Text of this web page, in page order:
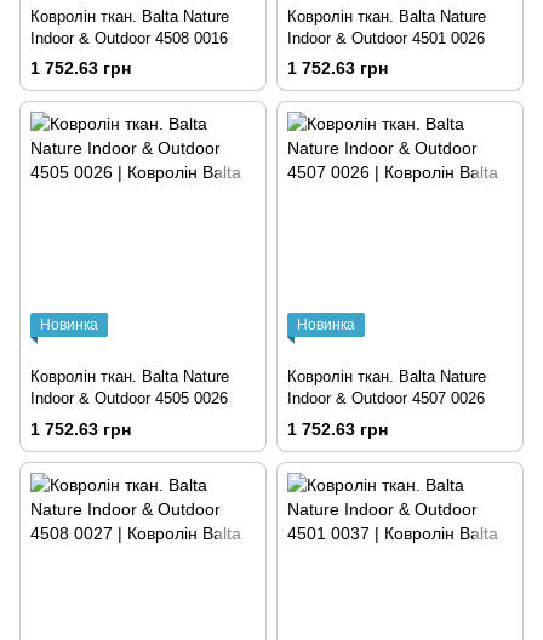
Ковролін ткан. Balta Nature
Indoor & Outdoor 4508 0016
1 752.63 грн
Ковролін ткан. Balta Nature
Indoor & Outdoor 4501 0026
1 752.63 грн
Новинка
Ковролін ткан. Balta Nature
Indoor & Outdoor 4505 0026
1 752.63 грн
Новинка
Ковролін ткан. Balta Nature
Indoor & Outdoor 4507 0026
1 752.63 грн